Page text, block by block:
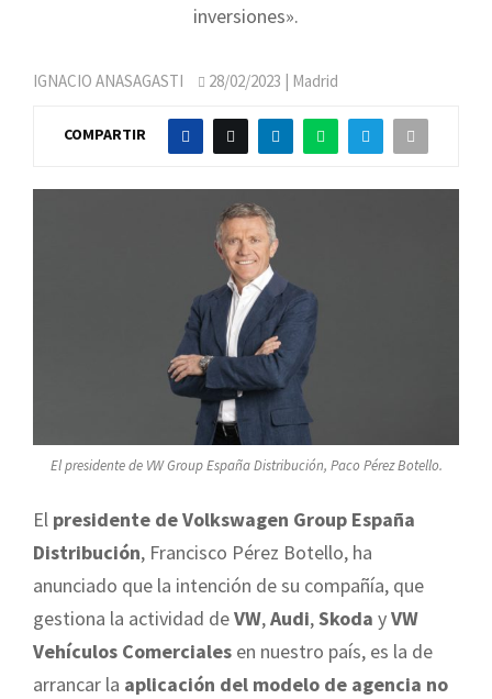
inversiones».
IGNACIO ANASAGASTI 28/02/2023 | Madrid
COMPARTIR
El presidente de VW Group España Distribución, Paco Pérez Botello.
El presidente de Volkswagen Group España
Distribución, Francisco Pérez Botello, ha
anunciado que la intención de su compañía, que
gestiona la actividad deVW,Audi,Skoda yVW
Vehículos Comerciales en nuestro país, es la de
arrancar la aplicación del modelo de agencia no